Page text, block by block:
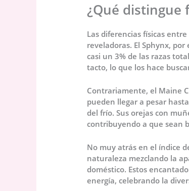
¿Qué distingue
Las diferencias físicas
reveladoras. El Sphynx,
casi un 3% de las razas
tacto, lo que los hace
Contrariamente, el Maine
pueden llegar a pesar
del frío. Sus orejas con
contribuyendo a que sean
No muy atrás en el índice
naturaleza mezclando la
doméstico. Estos
energía, celebrando la